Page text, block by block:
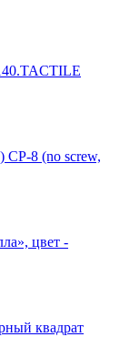
8 (no screw,
цвет -
квадрат